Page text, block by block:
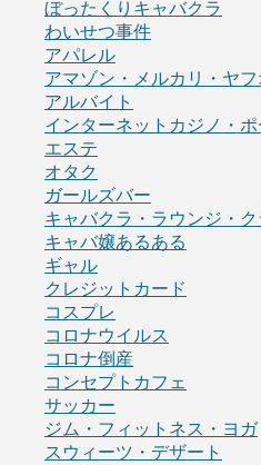
ぼったくりキャバクラ
わいせつ事件
アパレル
アマゾン・メルカリ・ヤフ
アルバイト
インターネットカジノ・
エステ
オタク
ガールズバー
キャバクラ・ラウンジ・
キャバ嬢あるある
ギャル
クレジットカード
コスプレ
コロナウイルス
コロナ倒産
コンセプトカフェ
サッカー
ジム・フィットネス・ヨガ
スウィーツ・デザート